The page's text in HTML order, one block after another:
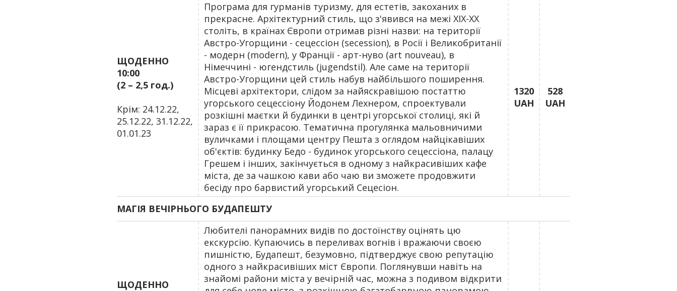
ЩОДЕННО
10:00
(2 – 2,5 год.)
Крім: 24.12.22,
25.12.22, 31.12.22,
01.01.23
Програма для гурманів туризму, для естетів, закоханих в
прекрасне. Архітектурний стиль, що з'явився на межі XIX-XX
століть, в країнах Європи отримав різні назви: на території
Австро-Угорщини - сецессіон (secession), в Росії і Великобританії
- модерн (modern), у Франції - арт-нуво (art nouveau), в
Німеччині - югендстиль (jugendstil). Але саме на території
Австро-Угорщини цей стиль набув найбільшого поширення.
Місцеві архітектори, слідом за найяскравішою постаттю
угорського сецессіону Йодонем Лехнером, спроектували
розкішні маєтки й будинки в центрі угорської столиці, які й
зараз є її прикрасою. Тематична прогулянка мальовничими
вуличками і площами центру Пешта з оглядом найцікавіших
об'єктів: будинку Бедо - будинок угорського сецессіона, палацу
Грешем і інших, закінчується в одному з найкрасивіших кафе
міста, де за чашкою кави або чаю ви зможете продовжити
бесіду про барвистий угорський Сецесіон.
1320
UAH
528
UAH
МАГІЯ ВЕЧІРНЬОГО БУДАПЕШТУ
ЩОДЕННО
Любителі панорамних видів по достоїнству оцінять цю
екскурсію. Купаючись в переливах вогнів і вражаючи своєю
пишністю, Будапешт, безумовно, підтверджує свою репутацію
одного з найкрасивіших міст Європи. Поглянувши навіть на
знайомі райони міста у вечірній час, можна з подивом відкрити